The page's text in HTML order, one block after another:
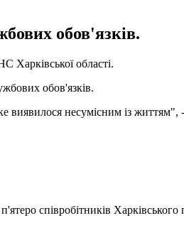
обов'язків.
Харківської області.
обов'язків.
виявилося несумісним із
співробітників Харківського